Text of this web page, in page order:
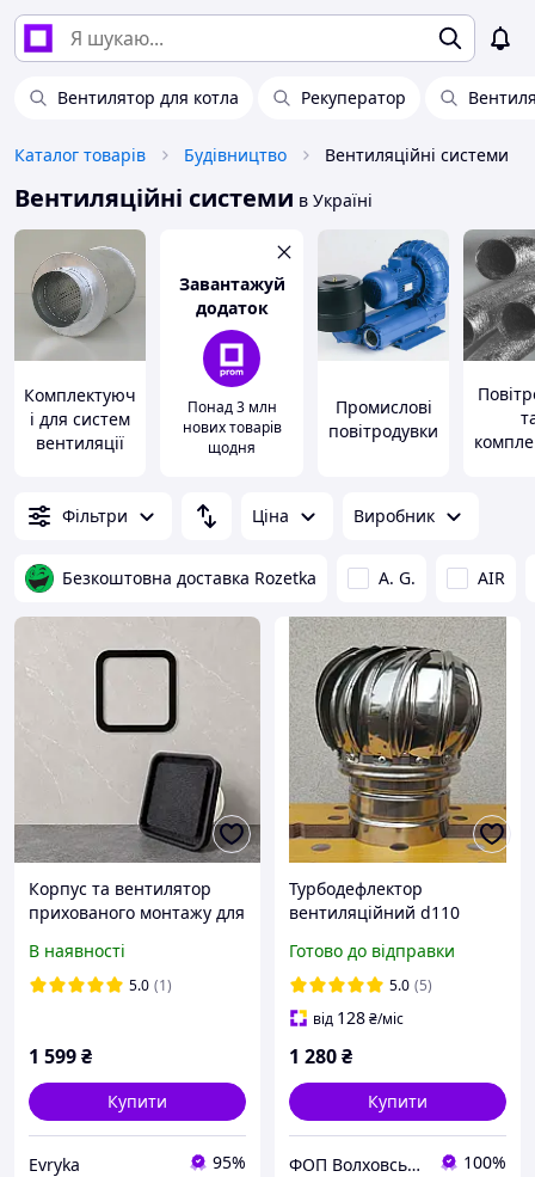
Вентилятор для котла Рекуператор
Каталог товарів Будівництво Вентиляційні системи
Вентиляційні системи в Україні
Комплектуюч
і для систем
вентиляції
Завантажуй
додаток
Понад 3 млн
нових товарів
щодня
Промислові
повітродувки
Фільтри Ціна Виробник
Безкоштовна доставка Rozetka A. G. AIR
Корпус та вентилятор
прихованого монтажу для
вентилятор 125мм
В наявності
5.0 (1)
1 599₴
Купити
Evryka 95%
Турбодефлектор
вентиляційний d110
вентилятор з
нержавіючої сталі
Готово до відправки
5.0 (5)
від 128₴/міс
1 280₴
Купити
ФОП Волховський Павло Валерійович 100%